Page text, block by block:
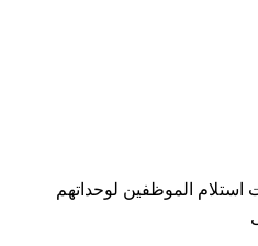
استلام الموظفين لوحداتهم